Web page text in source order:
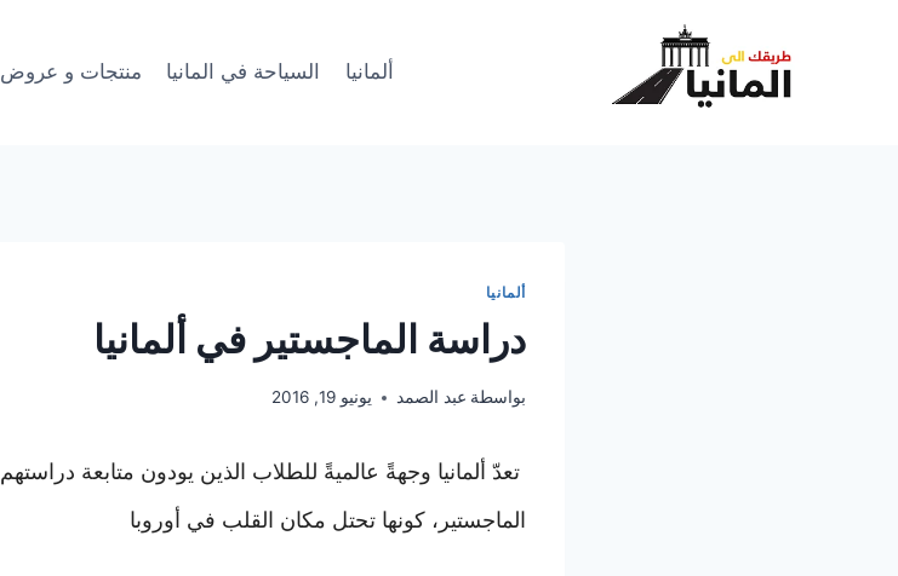
ألمانيا السياحة في المانيا منتجات و عروض
ألمانيا
دراسة الماجستير في ألمانيا
بواسطة عبد الصمد يونيو 19, 2016
الماجستير، كونها تحتل مكان القلب في أوروبا